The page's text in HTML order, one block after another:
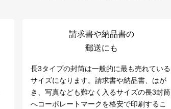
請求書や納品書の
郵送にも
長3タイプの封筒は一般的に最も売れている
サイズになります。請求書や納品書、はが
き、写真なども難なく入るサイズの長3封筒
へコーポレートマークを格安で印刷するこ